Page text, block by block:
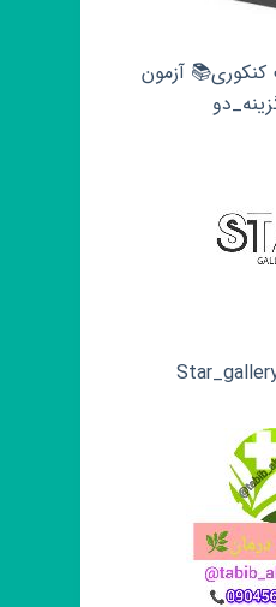
کنکوری📚 آزمون